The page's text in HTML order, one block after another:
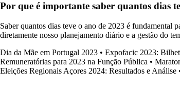
Por que é importante saber quantos dias
Saber quantos dias teve o ano de 2023 é fundamental
diretamente nosso planejamento diário e a gestão do
Dia da Mãe em Portugal 2023 • Expofacic 2023:
Remuneratórias para 2023 na Função Pública •
Eleições Regionais Açores 2024: Resultados e Análise